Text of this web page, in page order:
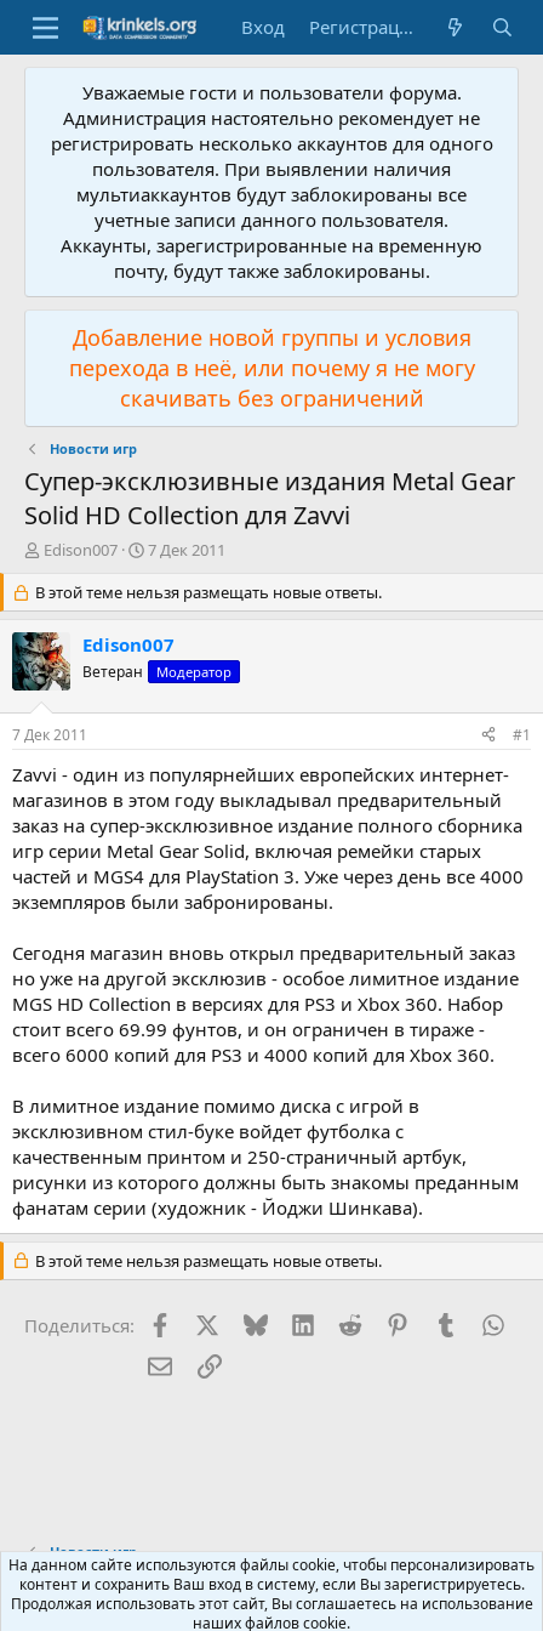
Вход Регистрация
Уважаемые гости и пользователи форума.
Администрация настоятельно рекомендует не
регистрировать несколько аккаунтов для одного
пользователя. При выявлении наличия
мультиаккаунтов будут заблокированы все
учетные записи данного пользователя.
Аккаунты, зарегистрированные на временную
почту, будут также заблокированы.
Добавление новой группы и условия
перехода в неё, или почему я не могу
скачивать без ограничений
Новости игр
Супер-эксклюзивные издания Metal Gear
Solid HD Collection для Zavvi
А
т
о
р
т
е
м
Edison007
Д
т
а
н
а
ч
а
7 Дек 2011
В этой теме нельзя размещать новые ответы.
Edison007
Ветеран Модератор
7 Дек 2011 #1
Zavvi - один из популярнейших европейских интернет-
магазинов в этом году выкладывал предварительный
заказ на супер-эксклюзивное издание полного сборника
игр серии Metal Gear Solid, включая ремейки старых
частей и MGS4 для PlayStation 3. Уже через день все 4000
экземпляров были забронированы.
Сегодня магазин вновь открыл предварительный заказ
но уже на другой эксклюзив - особое лимитное издание
MGS HD Collection в версиях для PS3 и Xbox 360. Набор
стоит всего 69.99 фунтов, и он ограничен в тираже -
всего 6000 копий для PS3 и 4000 копий для Xbox 360.
В лимитное издание помимо диска с игрой в
эксклюзивном стил-буке войдет футболка с
качественным принтом и 250-страничный артбук,
рисунки из которого должны быть знакомы преданным
фанатам серии (художник - Йоджи Шинкава).
В этой теме нельзя размещать новые ответы.
Поделиться: FacebookX (Twitter)
BlueskyLinkedInReddit PinterestTumblr
Электронная почта
Ссылка
Новости игр
Russian (RU)
На данном сайте используются файлы cookie, чтобы персонализировать
контент и сохранить Ваш вход в систему, если Вы зарегистрируетесь.
Продолжая использовать этот сайт, Вы соглашаетесь на использование
наших файлов cookie.